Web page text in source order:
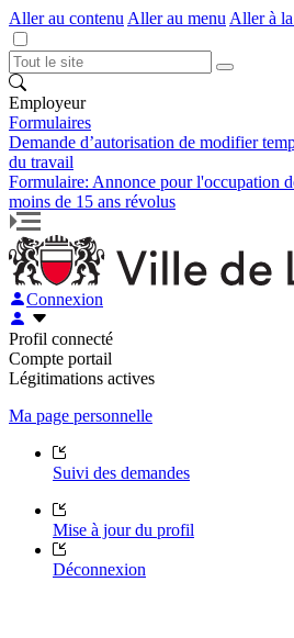
Aller au contenu Aller au menu Aller à
Employeur
Formulaires
Demande d’autorisation de modifier
du travail
Formulaire: Annonce pour l'occupation
moins de 15 ans révolus
Connexion
Profil connecté
Compte portail
Légitimations actives
Ma page personnelle
Suivi des demandes
Mise à jour du profil
Déconnexion